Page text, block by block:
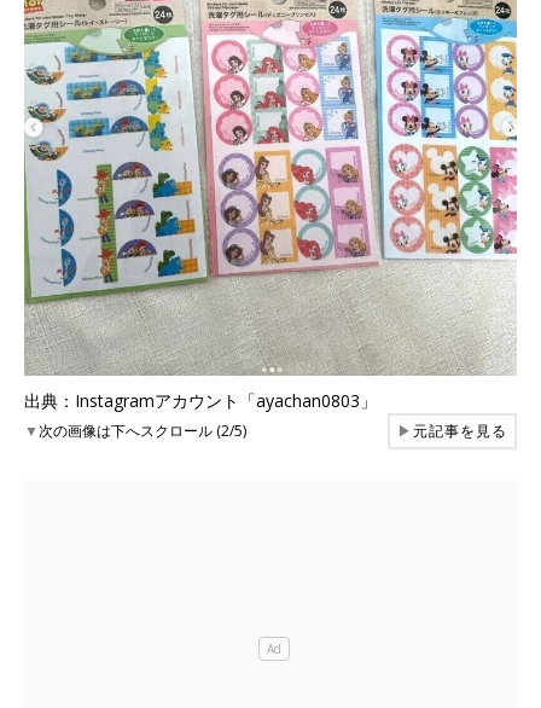
出典：Instagramアカウント「ayachan0803」
▼次の画像は下へスクロール (2/5) ▶元記事を見る